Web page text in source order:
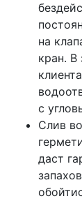
на
кран. В
с
Слив
даст